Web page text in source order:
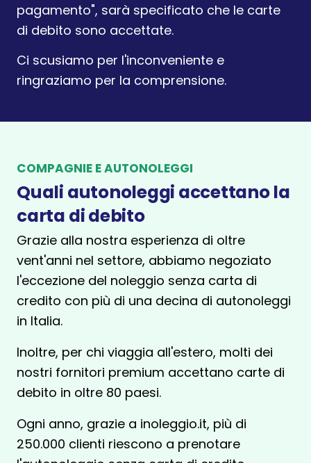
pagamento", sarà specificato che le carte
di debito sono accettate.
Ci scusiamo per l'inconveniente e
ringraziamo per la comprensione.
COMPAGNIE E AUTONOLEGGI
Quali autonoleggi accettano la
carta di debito
Grazie alla nostra esperienza di oltre
vent'anni nel settore, abbiamo negoziato
l'eccezione del noleggio senza carta di
credito con più di una decina di autonoleggi
in Italia.
Inoltre, per chi viaggia all'estero, molti dei
nostri fornitori premium accettano carte di
debito in oltre 80 paesi.
Ogni anno, grazie a inoleggio.it, più di
250.000 clienti riescono a prenotare